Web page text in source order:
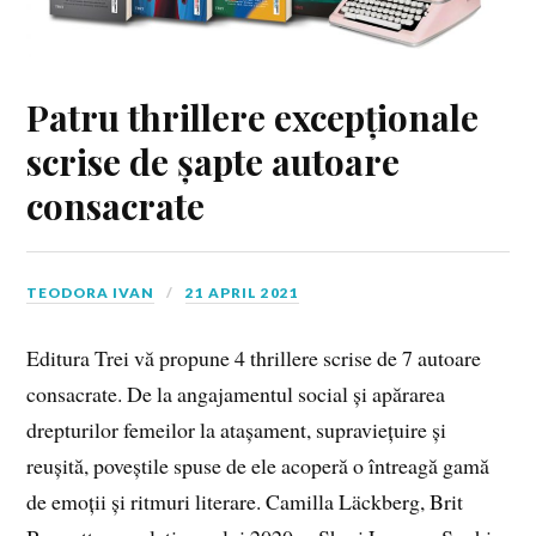
Patru thrillere excepționale
scrise de șapte autoare
consacrate
TEODORA IVAN 21 APRIL 2021
Editura Trei vă propune 4 thrillere scrise de 7 autoare
consacrate. De la angajamentul social și apărarea
drepturilor femeilor la atașament, supraviețuire și
reușită, poveștile spuse de ele acoperă o întreagă gamă
de emoții și ritmuri literare. Camilla Läckberg, Brit